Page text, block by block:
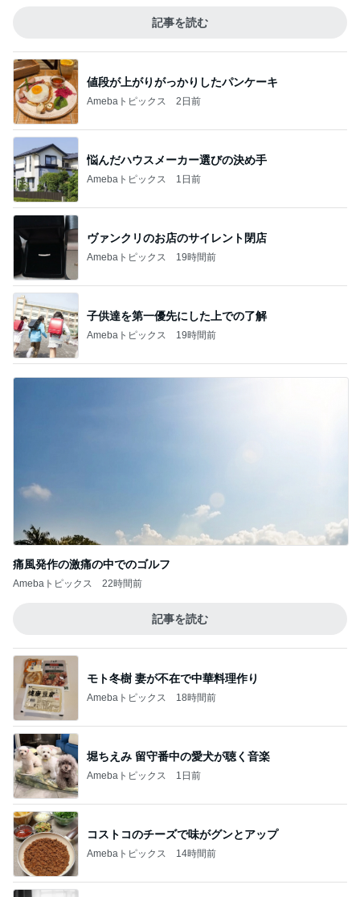
記事を読む
値段が上がりがっかりしたパンケーキ
Amebaトピックス 2日前
悩んだハウスメーカー選びの決め手
Amebaトピックス 1日前
ヴァンクリのお店のサイレント閉店
Amebaトピックス 19時間前
子供達を第一優先にした上での了解
Amebaトピックス 19時間前
痛風発作の激痛の中でのゴルフ
Amebaトピックス 22時間前
記事を読む
モト冬樹 妻が不在で中華料理作り
Amebaトピックス 18時間前
堀ちえみ 留守番中の愛犬が聴く音楽
Amebaトピックス 1日前
コストコのチーズで味がグンとアップ
Amebaトピックス 14時間前